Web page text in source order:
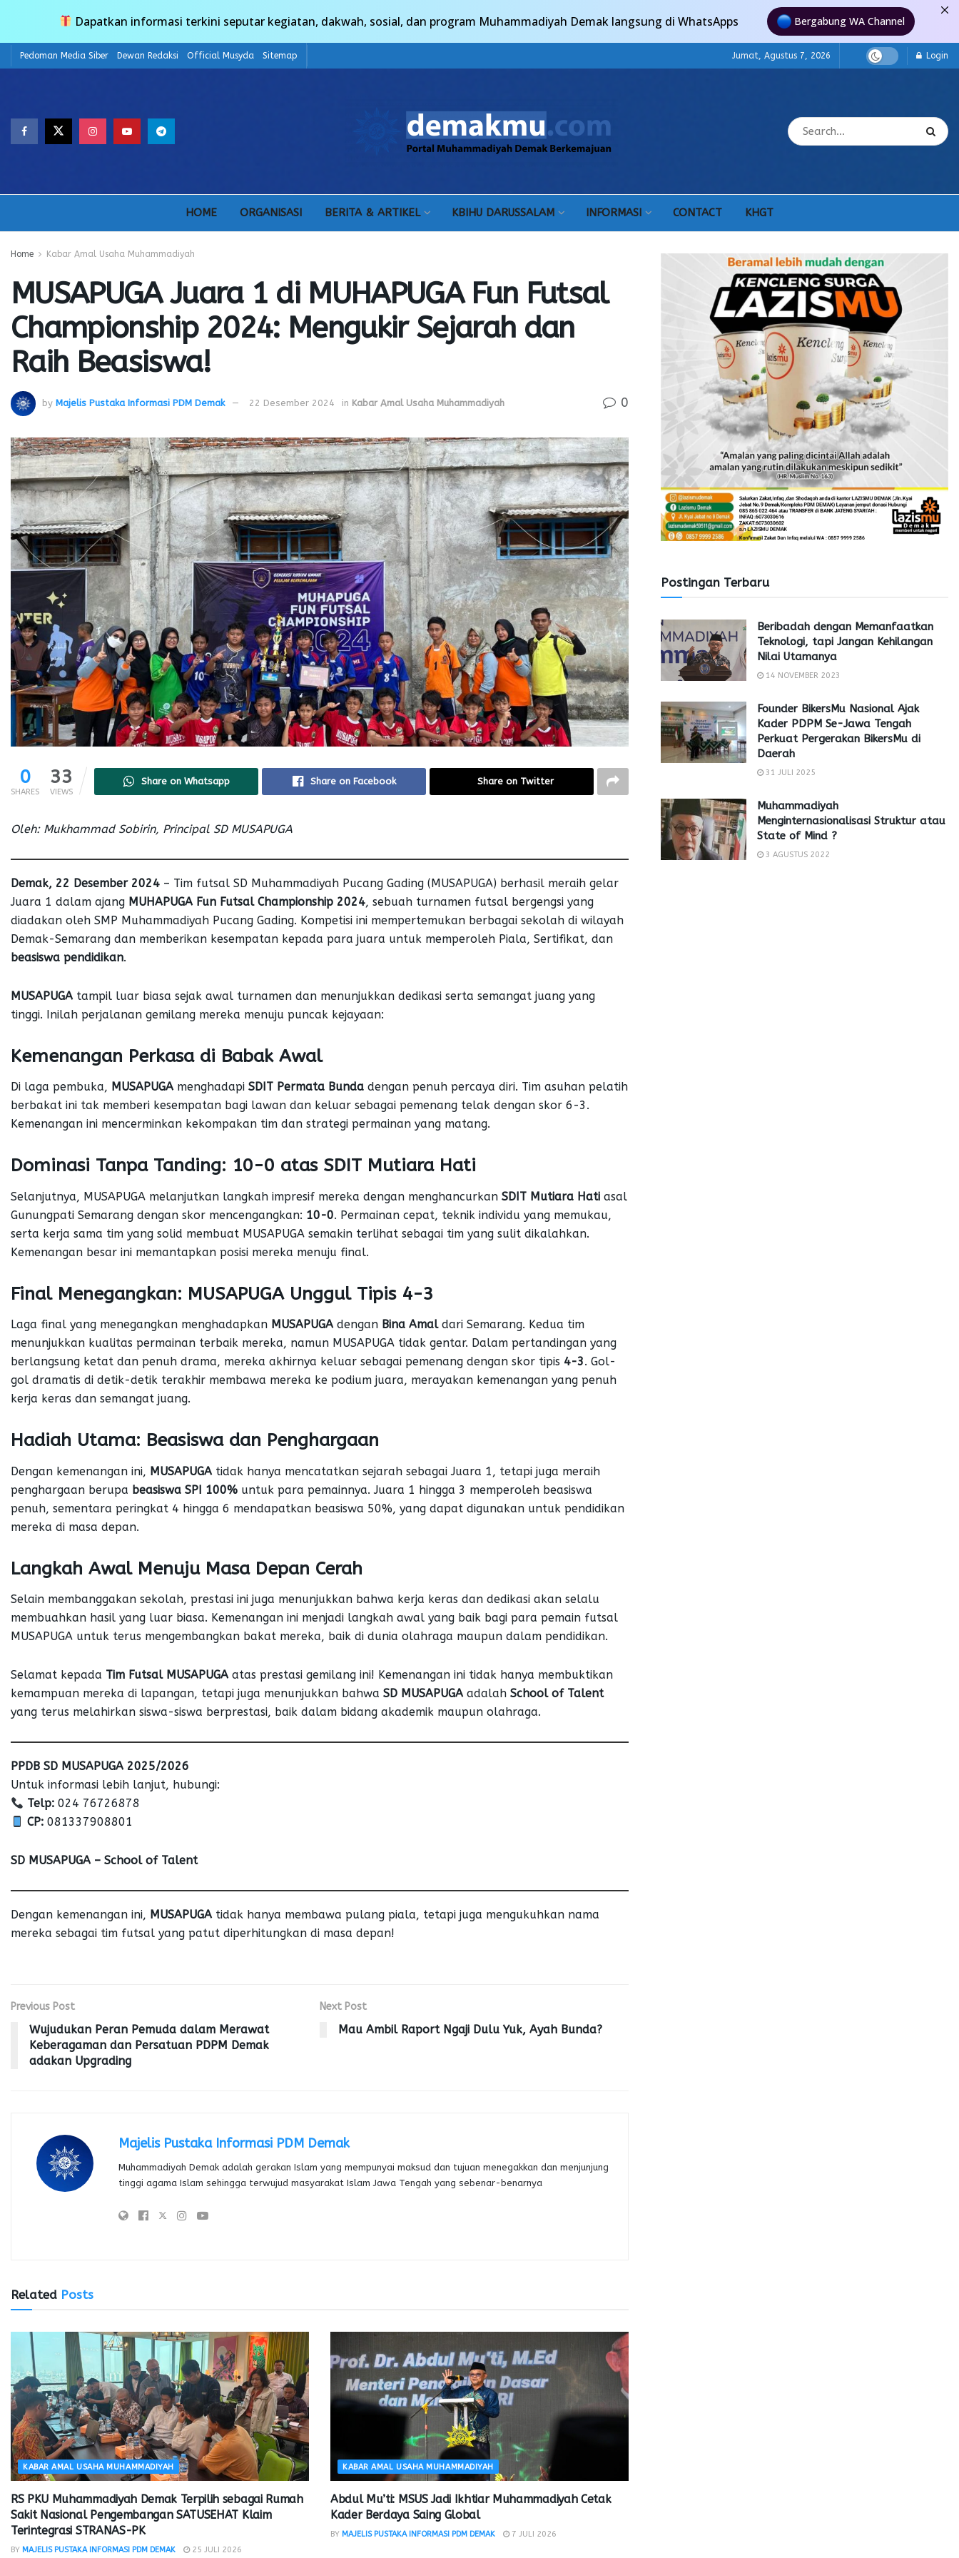
Dapatkan informasi terkini seputar kegiatan, dakwah, sosial, dan program Muhammadiyah Demak langsung di WhatsApps Bergabung WA Channel
Pedoman Media Siber Dewan Redaksi Official Musyda Sitemap Jumat, Agustus 7, 2026 Login
HOME ORGANISASI BERITA & ARTIKEL KBIHU DARUSSALAM INFORMASI CONTACT KHGT
Home Kabar Amal Usaha Muhammadiyah
MUSAPUGA Juara 1 di MUHAPUGA Fun Futsal
Championship 2024: Mengukir Sejarah dan
Raih Beasiswa!
by Majelis Pustaka Informasi PDM Demak 22 Desember 2024 in Kabar Amal Usaha Muhammadiyah 0
0
SHARES
33
VIEWS
Share on Whatsapp Share on Facebook Share on Twitter
Oleh: Mukhammad Sobirin, Principal SD MUSAPUGA
Demak, 22 Desember 2024 – Tim futsal SD Muhammadiyah Pucang Gading (MUSAPUGA) berhasil meraih gelar
Juara 1 dalam ajang MUHAPUGA Fun Futsal Championship 2024, sebuah turnamen futsal bergengsi yang
diadakan oleh SMP Muhammadiyah Pucang Gading. Kompetisi ini mempertemukan berbagai sekolah di wilayah
Demak-Semarang dan memberikan kesempatan kepada para juara untuk memperoleh Piala, Sertifikat, dan
beasiswa pendidikan.
MUSAPUGAtampil luar biasa sejak awal turnamen dan menunjukkan dedikasi serta semangat juang yang
tinggi. Inilah perjalanan gemilang mereka menuju puncak kejayaan:
Kemenangan Perkasa di Babak Awal
Di laga pembuka, MUSAPUGAmenghadapi SDIT Permata Bunda dengan penuh percaya diri. Tim asuhan pelatih
berbakat ini tak memberi kesempatan bagi lawan dan keluar sebagai pemenang telak dengan skor 6-3.
Kemenangan ini mencerminkan kekompakan tim dan strategi permainan yang matang.
Dominasi Tanpa Tanding: 10-0 atas SDIT Mutiara Hati
Selanjutnya, MUSAPUGA melanjutkan langkah impresif mereka dengan menghancurkan SDIT Mutiara Hati asal
Gunungpati Semarang dengan skor mencengangkan: 10-0. Permainan cepat, teknik individu yang memukau,
serta kerja sama tim yang solid membuat MUSAPUGA semakin terlihat sebagai tim yang sulit dikalahkan.
Kemenangan besar ini memantapkan posisi mereka menuju final.
Final Menegangkan: MUSAPUGA Unggul Tipis 4-3
Laga final yang menegangkan menghadapkan MUSAPUGAdengan Bina Amaldari Semarang. Kedua tim
menunjukkan kualitas permainan terbaik mereka, namun MUSAPUGA tidak gentar. Dalam pertandingan yang
berlangsung ketat dan penuh drama, mereka akhirnya keluar sebagai pemenang dengan skor tipis 4-3. Gol-
gol dramatis di detik-detik terakhir membawa mereka ke podium juara, merayakan kemenangan yang penuh
kerja keras dan semangat juang.
Hadiah Utama: Beasiswa dan Penghargaan
Dengan kemenangan ini, MUSAPUGAtidak hanya mencatatkan sejarah sebagai Juara 1, tetapi juga meraih
penghargaan berupa beasiswa SPI 100% untuk para pemainnya. Juara 1 hingga 3 memperoleh beasiswa
penuh, sementara peringkat 4 hingga 6 mendapatkan beasiswa 50%, yang dapat digunakan untuk pendidikan
mereka di masa depan.
Langkah Awal Menuju Masa Depan Cerah
Selain membanggakan sekolah, prestasi ini juga menunjukkan bahwa kerja keras dan dedikasi akan selalu
membuahkan hasil yang luar biasa. Kemenangan ini menjadi langkah awal yang baik bagi para pemain futsal
MUSAPUGA untuk terus mengembangkan bakat mereka, baik di dunia olahraga maupun dalam pendidikan.
Selamat kepada Tim Futsal MUSAPUGAatas prestasi gemilang ini! Kemenangan ini tidak hanya membuktikan
kemampuan mereka di lapangan, tetapi juga menunjukkan bahwa SD MUSAPUGAadalah School of Talent
yang terus melahirkan siswa-siswa berprestasi, baik dalam bidang akademik maupun olahraga.
PPDB SD MUSAPUGA 2025/2026
Untuk informasi lebih lanjut, hubungi:
Telp: 024 76726878
CP: 081337908801
SD MUSAPUGA – School of Talent
Dengan kemenangan ini, MUSAPUGAtidak hanya membawa pulang piala, tetapi juga mengukuhkan nama
mereka sebagai tim futsal yang patut diperhitungkan di masa depan!
Previous Post
Wujudukan Peran Pemuda dalam Merawat
Keberagaman dan Persatuan PDPM Demak
adakan Upgrading
Next Post
Mau Ambil Raport Ngaji Dulu Yuk, Ayah Bunda?
Majelis Pustaka Informasi PDM Demak
Muhammadiyah Demak adalah gerakan Islam yang mempunyai maksud dan tujuan menegakkan dan menjunjung
tinggi agama Islam sehingga terwujud masyarakat Islam Jawa Tengah yang sebenar-benarnya
Related Posts
KABAR AMAL USAHA MUHAMMADIYAH
RS PKU Muhammadiyah Demak Terpilih sebagai Rumah
Sakit Nasional Pengembangan SATUSEHAT Klaim
Terintegrasi STRANAS-PK
BY MAJELIS PUSTAKA INFORMASI PDM DEMAK 25 JULI 2026
KABAR AMAL USAHA MUHAMMADIYAH
Abdul Mu’ti: MSUS Jadi Ikhtiar Muhammadiyah Cetak
Kader Berdaya Saing Global
BY MAJELIS PUSTAKA INFORMASI PDM DEMAK 7 JULI 2026
Postingan Terbaru
Beribadah dengan Memanfaatkan
Teknologi, tapi Jangan Kehilangan
Nilai Utamanya
14 NOVEMBER 2023
Founder BikersMu Nasional Ajak
Kader PDPM Se-Jawa Tengah
Perkuat Pergerakan BikersMu di
Daerah
31 JULI 2025
Muhammadiyah
Menginternasionalisasi Struktur atau
State of Mind ?
3 AGUSTUS 2022